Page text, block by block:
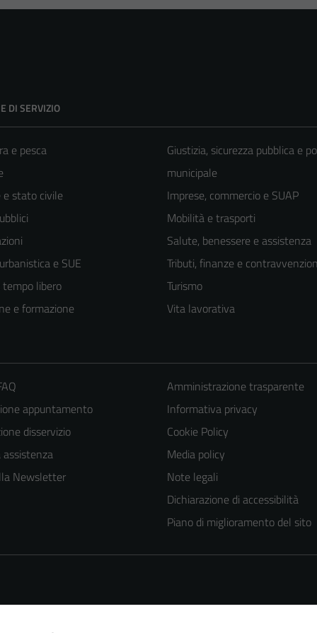
DI SERVIZIO
e pesca
e stato civile
e SUE
libero
e formazione
Giustizia, sicurezza pubblica e
municipale
Imprese, commercio e SUAP
Mobilità e trasporti
Salute, benessere e assistenza
Tributi, finanze e
Turismo
Vita lavorativa
appuntamento
disservizio
assistenza
Newsletter
Amministrazione trasparente
Informativa privacy
Cookie Policy
Media policy
Note legali
Dichiarazione di accessibilità
Piano di miglioramento del sito